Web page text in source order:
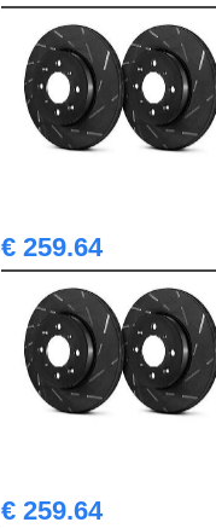
€ 259.64
€ 259.64